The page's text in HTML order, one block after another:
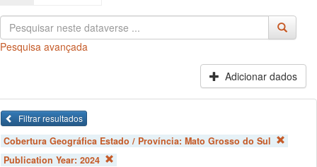
Pesquisa avançada
Adicionar dados
Filtrar resultados
Cobertura Geográfica Estado / Província: Mato Grosso do Sul
Publication Year: 2024